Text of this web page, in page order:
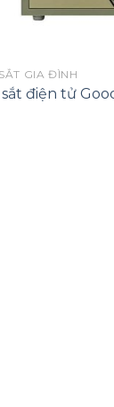
GIA ĐÌNH
điện tử